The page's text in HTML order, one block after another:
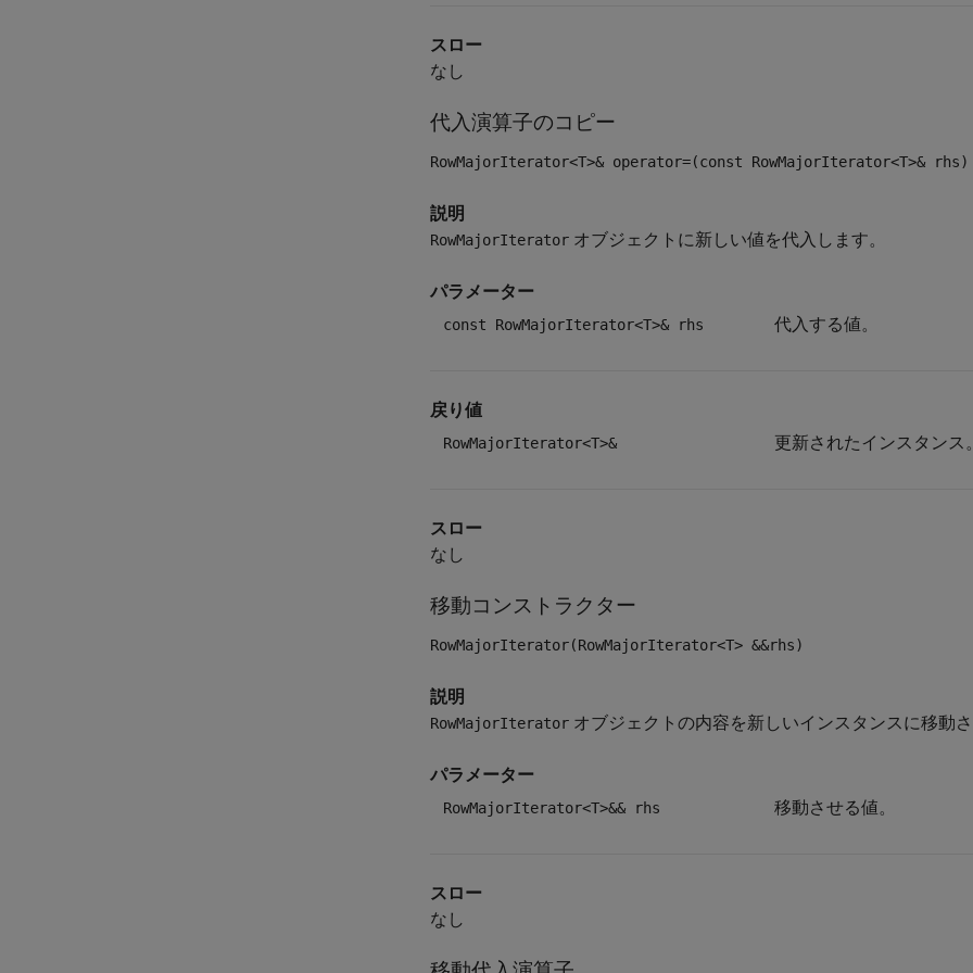
スロー
なし
代入演算子のコピー
RowMajorIterator<T>& operator=(const RowMajorIterator<T>& rhs)
説明
RowMajorIterator オブジェクトに新しい値を代入します。
パラメーター
const RowMajorIterator<T>& rhs 代入する値。
戻り値
RowMajorIterator<T>& 更新されたインスタンス
スロー
なし
移動コンストラクター
RowMajorIterator(RowMajorIterator<T> &&rhs)
説明
RowMajorIterator オブジェクトの内容を新しいインスタンスに移動
パラメーター
RowMajorIterator<T>&& rhs 移動させる値。
スロー
なし